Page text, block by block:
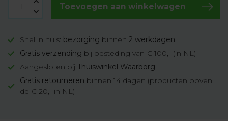
Toevoegen aan winkelwagen
Snel in huis: bezorging binnen 2 werkdagen
Gratis verzending bij besteding van € 100,- (in NL)
Aangesloten bij Thuiswinkel Waarborg
Gratis retourneren binnen 14 dagen (producten boven
de € 20,- in NL)